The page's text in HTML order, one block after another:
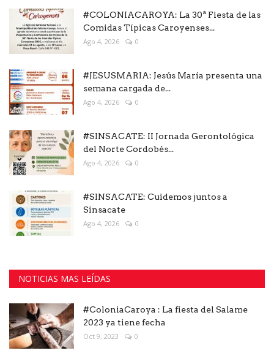
#COLONIACAROYA: La 30ª Fiesta de las
Comidas Típicas Caroyenses...
Ago 4, 2026 0
#JESUSMARIA: Jesús María presenta una
semana cargada de...
Ago 4, 2026 0
#SINSACATE: II Jornada Gerontológica
del Norte Cordobés...
Ago 4, 2026 0
#SINSACATE: Cuidemos juntos a
Sinsacate
Ago 4, 2026 0
NOTICIAS MAS LEÍDAS
#ColoniaCaroya : La fiesta del Salame
2023 ya tiene fecha
Oct 9, 2023 0